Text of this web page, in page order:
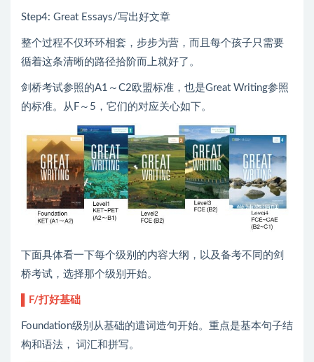
Step4: Great Essays/写出好文章
整个过程不仅环环相套，步步为营，而且每个孩子只需要
循着这条清晰的路径拾阶而上就好了。
剑桥考试参照的A1～C2欧盟标准，也是Great Writing参照
的标准。从F～5，它们的对应关心如下。
下面具体看一下每个级别的内容大纲，以及备考不同的剑
桥考试，选择那个级别开始。
▌F/打好基础
Foundation级别从基础的遣词造句开始。重点是基本句子结
构和语法， 词汇和拼写。